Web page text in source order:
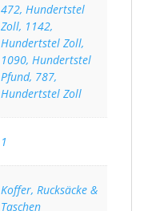
472, Hundertstel
Zoll, 1142,
Hundertstel Zoll,
1090, Hundertstel
Pfund, 787,
Hundertstel Zoll
1
Koffer, Rucksäcke &
Taschen